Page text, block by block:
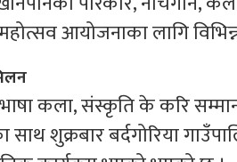
आयोजनाका लागि
कला, संस्कृति के करि
साथ शुक्रबार बर्दगोरिया